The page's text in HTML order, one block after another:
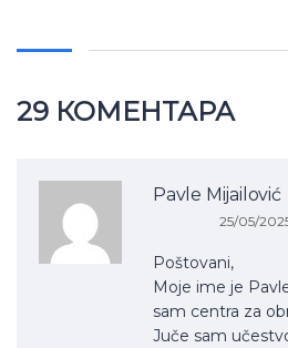
29 КОМЕНТАРА
Pavle Mijailović
25/05/
Poštovani,
Moje ime je
sam centra za
Juče sam